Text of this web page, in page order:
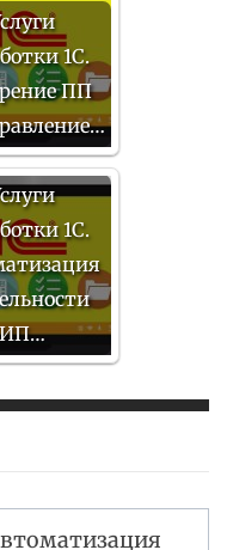
1С.
ПП
1С.